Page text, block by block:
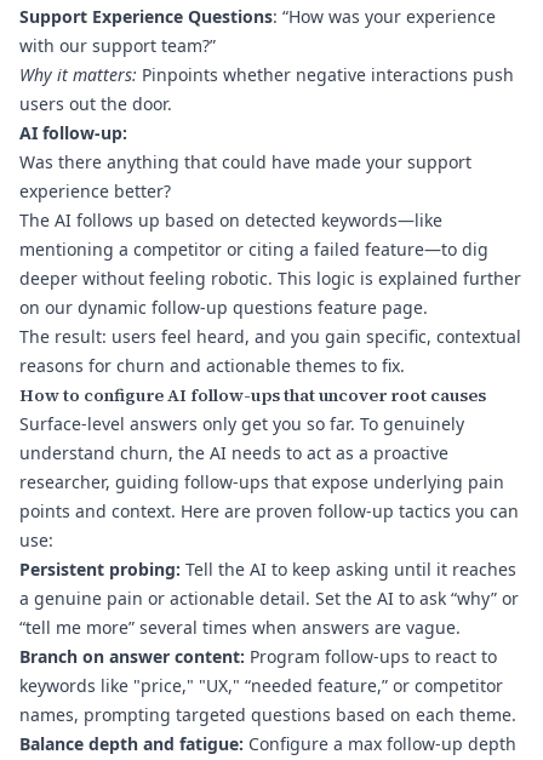
Support Experience Questions: “How was your experience
with our support team?”
Why it matters: Pinpoints whether negative interactions push
users out the door.
AI follow-up:
Was there anything that could have made your support
experience better?
The AI follows up based on detected keywords—like
mentioning a competitor or citing a failed feature—to dig
deeper without feeling robotic. This logic is explained further
on our dynamic follow-up questions feature page.
The result: users feel heard, and you gain specific, contextual
reasons for churn and actionable themes to fix.
How to configure AI follow-ups that uncover root causes
Surface-level answers only get you so far. To genuinely
understand churn, the AI needs to act as a proactive
researcher, guiding follow-ups that expose underlying pain
points and context. Here are proven follow-up tactics you can
use:
Persistent probing: Tell the AI to keep asking until it reaches
a genuine pain or actionable detail. Set the AI to ask “why” or
“tell me more” several times when answers are vague.
Branch on answer content: Program follow-ups to react to
keywords like "price," "UX," “needed feature,” or competitor
names, prompting targeted questions based on each theme.
Balance depth and fatigue: Configure a max follow-up depth